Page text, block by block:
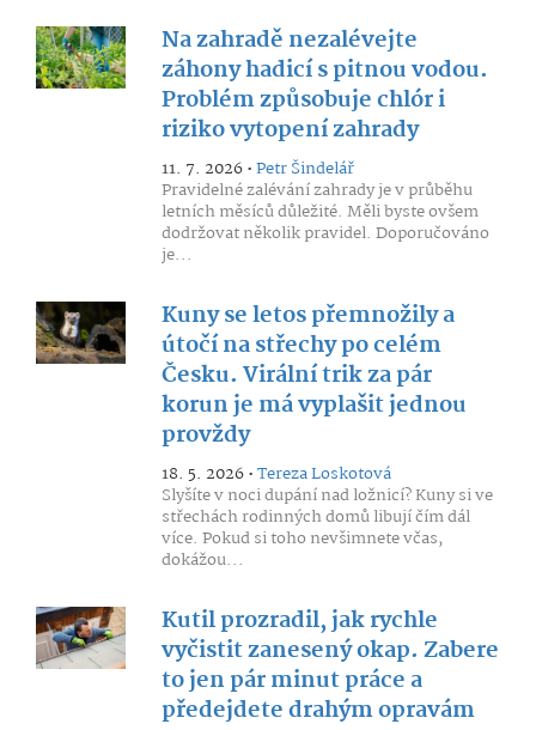
Na zahradě nezalévejte
záhony hadicí s pitnou vodou.
Problém způsobuje chlór i
riziko vytopení zahrady
11. 7. 2026 •Petr Šindelář
Pravidelné zalévání zahrady je v průběhu
letních měsíců důležité. Měli byste ovšem
dodržovat několik pravidel. Doporučováno
je...
Kuny se letos přemnožily a
útočí na střechy po celém
Česku. Virální trik za pár
korun je má vyplašit jednou
provždy
18. 5. 2026 •Tereza Loskotová
Slyšíte v noci dupání nad ložnicí? Kuny si ve
střechách rodinných domů libují čím dál
více. Pokud si toho nevšimnete včas,
dokážou...
Kutil prozradil, jak rychle
vyčistit zanesený okap. Zabere
to jen pár minut práce a
předejdete drahým opravám